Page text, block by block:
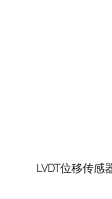
LVDT位移传